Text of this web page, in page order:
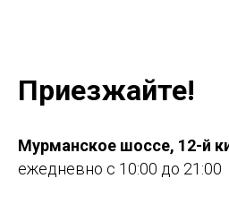
Приезжайте!
Мурманское шоссе, 12-й
ежедневно с 10:00 до 21:00